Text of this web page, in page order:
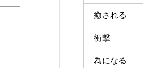
癒される
衝撃
為になる